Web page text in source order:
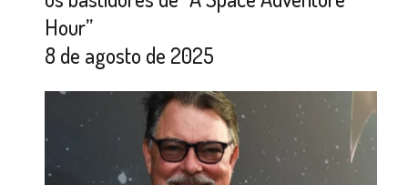
Hour”
8 de agosto de 2025